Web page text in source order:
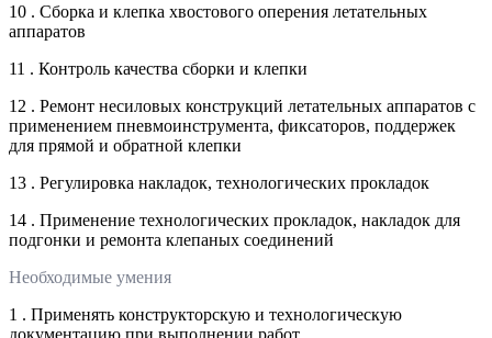
10 . Сборка и клепка хвостового оперения летательных
аппаратов
11 . Контроль качества сборки и клепки
12 . Ремонт несиловых конструкций летательных аппаратов с
применением пневмоинструмента, фиксаторов, поддержек
для прямой и обратной клепки
13 . Регулировка накладок, технологических прокладок
14 . Применение технологических прокладок, накладок для
подгонки и ремонта клепаных соединений
Необходимые умения
1 . Применять конструкторскую и технологическую
документацию при выполнении работ